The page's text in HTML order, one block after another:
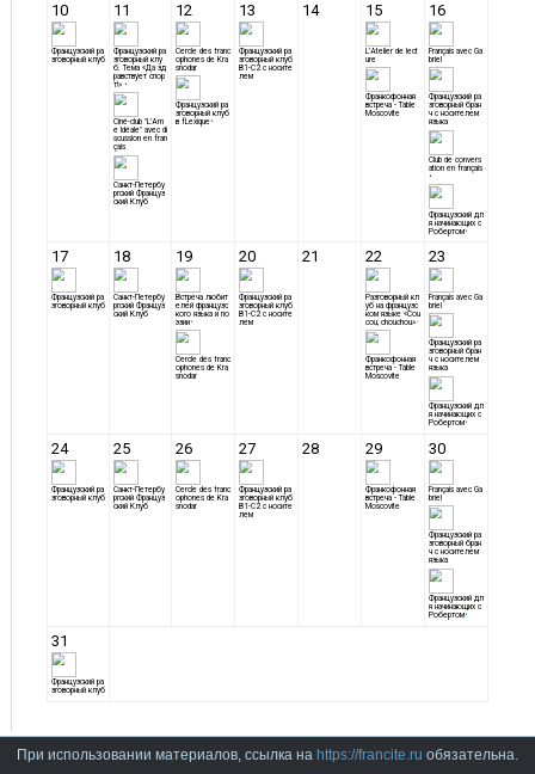
При использовании материалов, ссылка на https://francite.ru обязательна.